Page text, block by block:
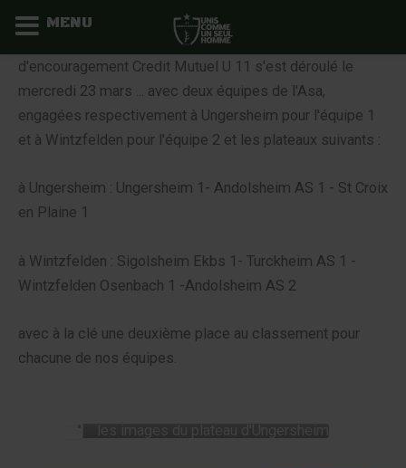
Aller
contenu
d'encouragement Credit Mutuel U 11 s'est déroulé le
mercredi 23 mars ... avec deux équipes de l'Asa,
engagées respectivement à Ungersheim pour l'équipe 1
et à Wintzfelden pour l'équipe 2 et les plateaux suivants :
à Ungersheim : Ungersheim 1- Andolsheim AS 1 - St Croix
en Plaine 1
à Wintzfelden : Sigolsheim Ekbs 1- Turckheim AS 1 -
Wintzfelden Osenbach 1 -Andolsheim AS 2
avec à la clé une deuxième place au classement pour
chacune de nos équipes.
MENU